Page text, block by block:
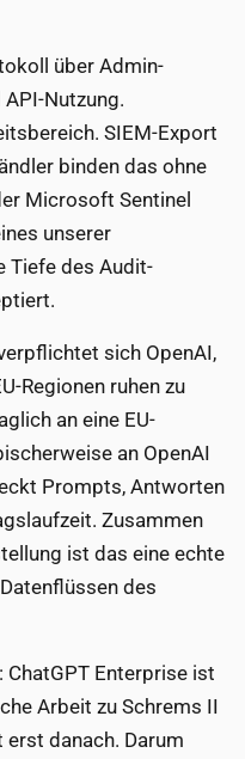
über Admin-
Nutzung.
SIEM-Export
binden das ohne
Microsoft Sentinel
unserer
Tiefe des Audit-
sich OpenAI,
Regionen ruhen zu
an eine EU-
an OpenAI
Prompts, Antworten
Zusammen
ist das eine echte
des
Enterprise ist
Arbeit zu Schrems II
danach. Darum